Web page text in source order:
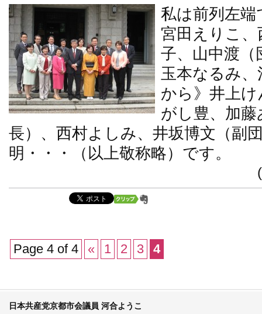
私は前列左端
宮田えりこ
子、山中渡（
玉本なるみ
から》井上
がし豊、加
長）、西村よしみ、井坂博文（副
明・・・（以上敬称略）です。
Page 4 of 4 « 1 2 3 4
日本共産党京都市会議員 河合ようこ